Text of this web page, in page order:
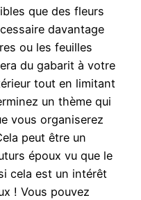
que des fleurs
davantage
ou les feuilles
du gabarit à votre
tout en limitant
un thème qui
vous organiserez
peut être un
époux vu que le
cela est un intérêt
! Vous pouvez